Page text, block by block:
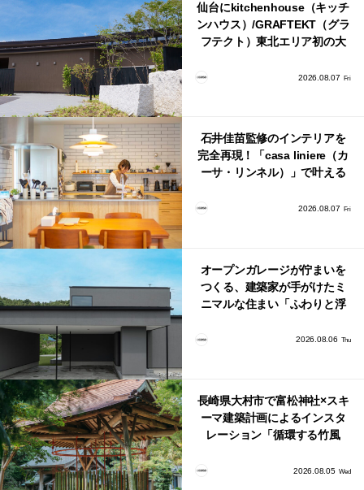
仙台にkitchenhouse（キッチ
ンハウス）/GRAFTEKT（グラ
フテクト）東北エリア初の大
2026.08.07 Fri
石井佳苗監修のインテリアを
完全再現！「casa liniere（カ
ーサ・リンネル）」で叶える
2026.08.07 Fri
オープンガレージが佇まいを
つくる、建築家が手がけたミ
ニマルな住まい「ふわりと浮
2026.08.06 Thu
長崎県大村市で富松神社×スキ
ーマ建築計画によるインスタ
レーション「循環する竹風
2026.08.05 Wed